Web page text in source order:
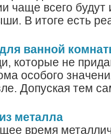
чаще всего будут
В итоге есть
ванной
которые не
особого
Допуская тем
металла
время